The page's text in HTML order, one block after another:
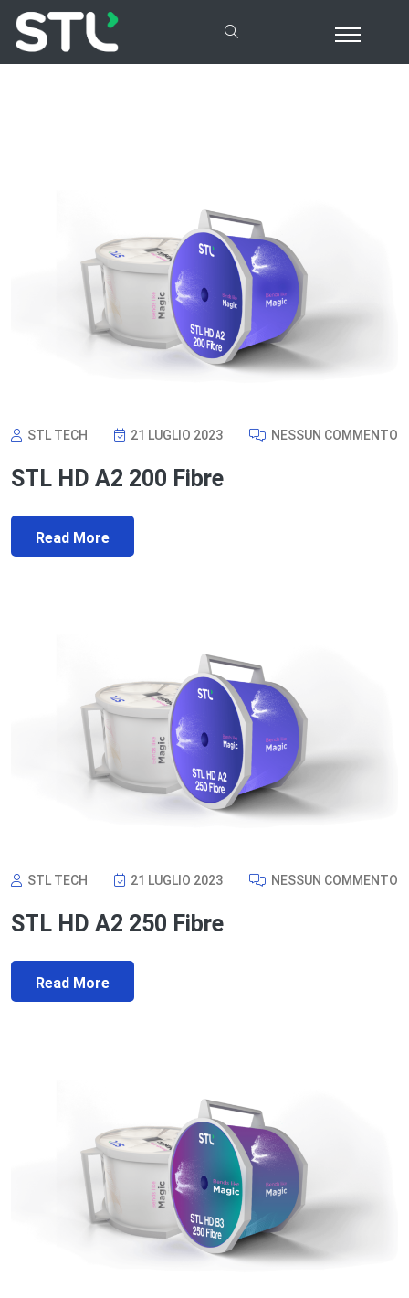
STL TECH 21 LUGLIO 2023 NESSUN COMMENTO
STL HD A2 200 Fibre
Read More
STL TECH 21 LUGLIO 2023 NESSUN COMMENTO
STL HD A2 250 Fibre
Read More